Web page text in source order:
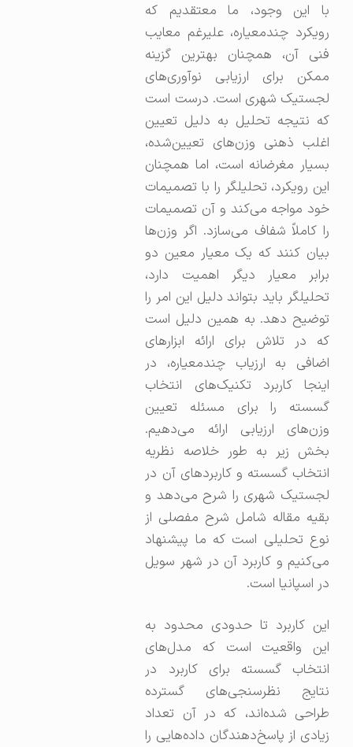
با این وجود، ما معتقدیم که
رویکرد چندمعیاره، علیرغم معایب
فنی آن، همچنان بهترین گزینه
ممکن برای ارزیابی نوآوری‌های
لجستیک شهری است. درست است
که نتیجه تحلیل به دلیل تعیین
اغلب ذهنی وزن‌های تعیین‌شده،
بسیار مغرضانه است، اما همچنان
این رویکرد، تحلیلگر را با تصمیمات
خود مواجه می‌کند و آن تصمیمات
را کاملاً شفاف می‌سازد. اگر وزن‌ها
بیان کنند که یک معیار معین دو
برابر معیار دیگر اهمیت دارد،
تحلیلگر باید بتواند دلیل این امر را
توضیح دهد. به همین دلیل است
که در تلاش برای ارائه ابزارهای
اضافی به ارزیاب چندمعیاره، در
اینجا کاربرد تکنیک‌های انتخاب
گسسته را برای مسئله تعیین
وزن‌های ارزیابی ارائه می‌دهیم.
بخش زیر به طور خلاصه نظریه
انتخاب گسسته و کاربردهای آن در
لجستیک شهری را شرح می‌دهد و
بقیه مقاله شامل شرح مفصلی از
نوع تحلیلی است که ما پیشنهاد
می‌کنیم و کاربرد آن در شهر سویل
در اسپانیا است.
این کاربرد تا حدودی محدود به
این واقعیت است که مدل‌های
انتخاب گسسته برای کاربرد در
نتایج نظرسنجی‌های گسترده
طراحی شده‌اند، که در آن تعداد
زیادی از پاسخ‌دهندگان داده‌هایی را